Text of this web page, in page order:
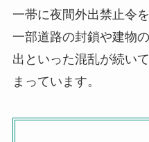
一帯に夜間外出禁止令
一部道路の封鎖や建物
出といった混乱が続い
まっています。